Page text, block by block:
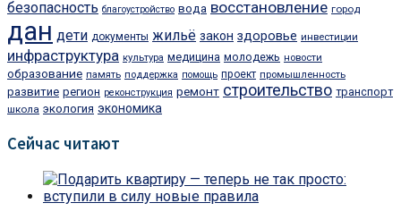
безопасность благоустройство вода восстановление город
дан дети документы жильё закон здоровье инвестиции
инфраструктура культура медицина молодежь новости
образование память поддержка помощь проект промышленность
развитие регион реконструкция ремонт строительство транспорт
школа экология экономика
Сейчас читают